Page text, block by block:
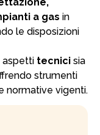
a gas in
le disposizioni
aspetti tecnici sia
strumenti
normative vigenti.